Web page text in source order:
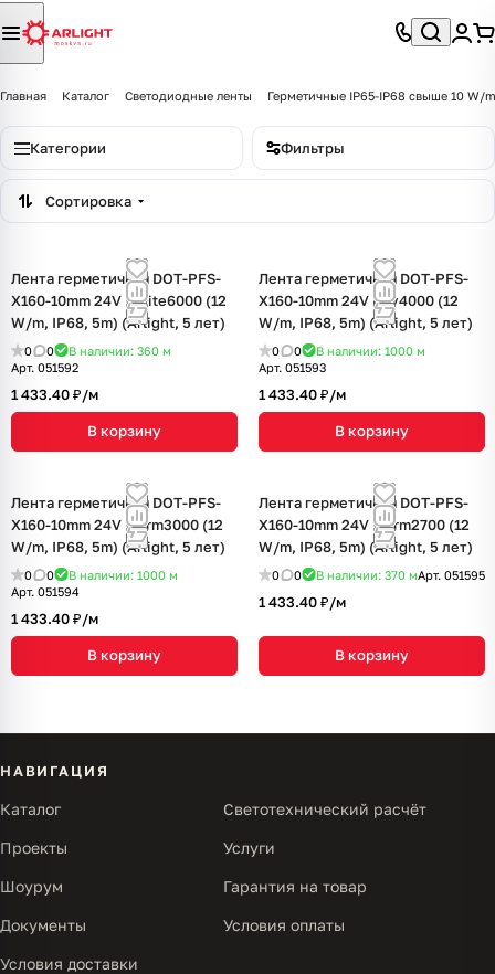
Главная Каталог Светодиодные ленты Герметичные IP65-IP68 свыше 10 W/m
Категории Фильтры
Сортировка
Лента герметичная DOT-PFS-
X160-10mm 24V White6000 (12
W/m, IP68, 5m) (Arlight, 5 лет)
0 0 В наличии: 360 м
Арт. 051592
1 433.40 ₽/м
В корзину
Лента герметичная DOT-PFS-
X160-10mm 24V Day4000 (12
W/m, IP68, 5m) (Arlight, 5 лет)
0 0 В наличии: 1000 м
Арт. 051593
1 433.40 ₽/м
В корзину
Лента герметичная DOT-PFS-
X160-10mm 24V Warm3000 (12
W/m, IP68, 5m) (Arlight, 5 лет)
0 0 В наличии: 1000 м
Арт. 051594
1 433.40 ₽/м
В корзину
Лента герметичная DOT-PFS-
X160-10mm 24V Warm2700 (12
W/m, IP68, 5m) (Arlight, 5 лет)
0 0 В наличии: 370 мАрт. 051595
1 433.40 ₽/м
В корзину
НАВИГАЦИЯ
Каталог Светотехнический расчёт
Проекты Услуги
Шоурум Гарантия на товар
Документы Условия оплаты
Условия доставки